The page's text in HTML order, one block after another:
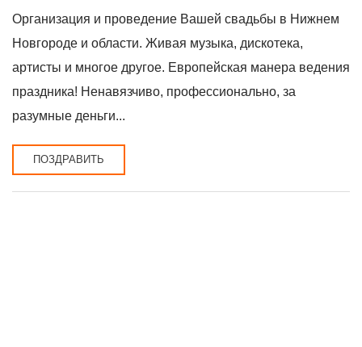
Организация и проведение Вашей свадьбы в Нижнем
Новгороде и области. Живая музыка, дискотека,
артисты и многое другое. Европейская манера ведения
праздника! Ненавязчиво, профессионально, за
разумные деньги...
ПОЗДРАВИТЬ